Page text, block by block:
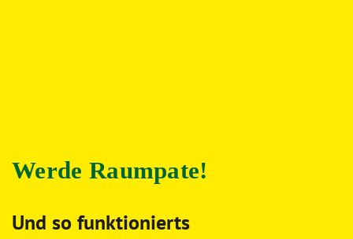
Werde Raumpate!
Und so funktionierts